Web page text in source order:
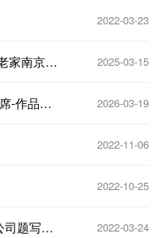
2022-03-23
家南京题
2025-03-15
-作品定
2026-03-19
2022-11-06
2022-10-25
司题写牌
2022-03-24